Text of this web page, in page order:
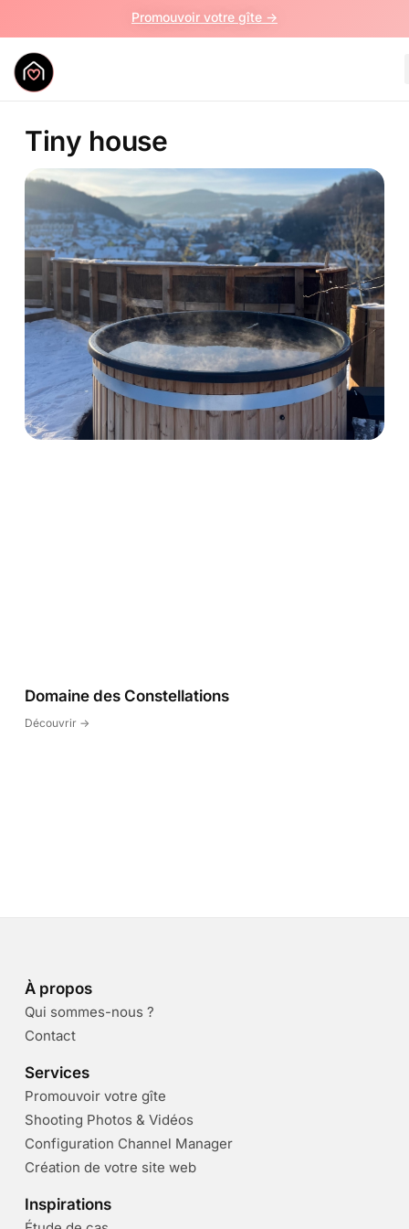
Promouvoir votre gîte ->
Tiny house
Domaine des Constellations
Découvrir ->
À propos
Qui sommes-nous ?
Contact
Services
Promouvoir votre gîte
Shooting Photos & Vidéos
Configuration Channel Manager
Création de votre site web
Inspirations